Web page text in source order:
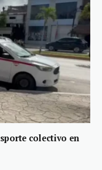
colectivo en